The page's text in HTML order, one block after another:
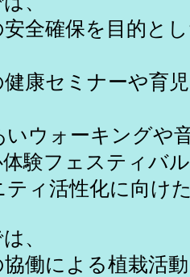
全確保を目的と
康セミナーや育
ウォーキングや
験フェスティバ
ィ活性化に向け
、
働による植栽活